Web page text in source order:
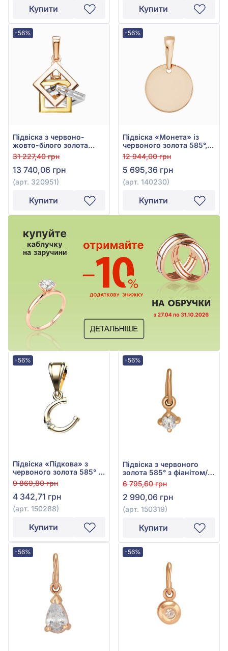
Купити Купити
-56%
Підвіска з червоно-
жовто-білого золота
585°, арт. 320951
31 227,40 грн
13 740,06 грн
(арт. 320951)
Купити
-56%
Підвіска «Монета» із
червоного золота 585°,
без вставки, арт. 140230
12 944,00 грн
5 695,36 грн
(арт. 140230)
Купити
-56%
Підвіска «Підкова» з
червоного золота 585° з
фіанітом/куб.цирконієм,
арт. 150288
9 869,80 грн
4 342,71 грн
(арт. 150288)
Купити
-56%
Підвіска з червоного
золота 585° з фіанітом/
куб.цирконієм, арт.
150319
6 795,60 грн
2 990,06 грн
(арт. 150319)
Купити
-56% -56%